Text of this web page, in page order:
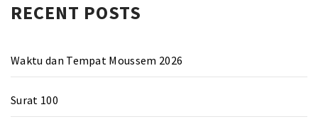
RECENT POSTS
Waktu dan Tempat Moussem 2026
Surat 100